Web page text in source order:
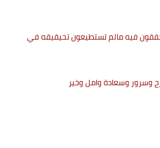
فيه مالم تستطيعون تحيقيقه في
وسرور وسعادة وامل وخير